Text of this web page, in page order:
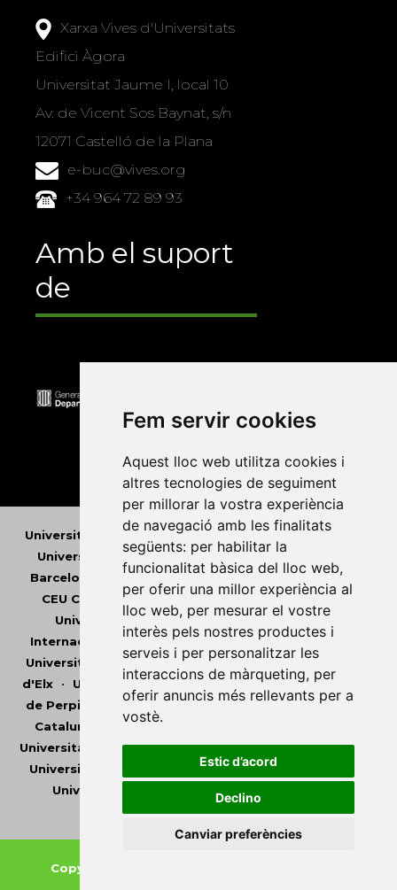
Fem servir cookies
Aquest lloc web utilitza cookies i
altres tecnologies de seguiment
per millorar la vostra experiència
de navegació amb les finalitats
següents: per habilitar la
funcionalitat bàsica del lloc web,
per oferir una millor experiència al
lloc web, per mesurar el vostre
interès pels nostres productes i
serveis i per personalitzar les
interaccions de màrqueting, per
oferir anuncis més rellevants per a
vostè.
Estic d’acord
Declino
Canviar preferències
Xarxa Vives d'Universitats
Edifici Àgora
Universitat Jaume I, local 10
Av. de Vicent Sos Baynat, s/n
12071 Castelló de la Plana
e-buc@vives.org
+34 964 72 89 93
Amb el suport
de
Universitat Abat Oliba CEU•Universitat d'Alacant
Universitat d'Andorra•Universitat Autònoma de
Barcelona
Universitat de Barcelona•Universitat
CEU Cardenal Herrera•Universitat de Girona •
Universitat de les Illes Balears•
Universitat
Internacional de Catalunya•Universitat Jaume I
Universitat de Lleida• Universitat Miguel Hernández
d'Elx• Universitat Oberta de Catalunya•Universitat
de Perpinyà Via Domitia•Universitat Politècnica de
Catalunya
Universitat Politècnica de València
Universitat Pompeu Fabra•Universitat Ramon Llull
Universitat Rovira i Virgili
•Universitat de Sàsser
Universitat de València
• Universitat de Vic -
Universitat Central de Catalunya
Copyright © 2026